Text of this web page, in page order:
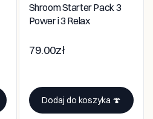
Shroom Starter Pack 3
Power i 3 Relax
79.00zł
Dodaj do koszyka 🍄